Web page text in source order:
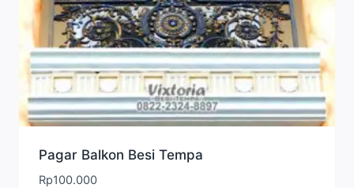
Pagar Balkon Besi Tempa
Rp100.000